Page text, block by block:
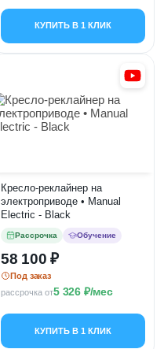
КУПИТЬ В 1 КЛИК
Кресло-реклайнер на
электроприводе • Manual
Electric - Black
Рассрочка Обучение
58 100
Под заказ
рассрочка от5 326 /мес
КУПИТЬ В 1 КЛИК